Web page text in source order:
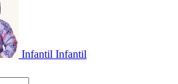
Infantil Infantil